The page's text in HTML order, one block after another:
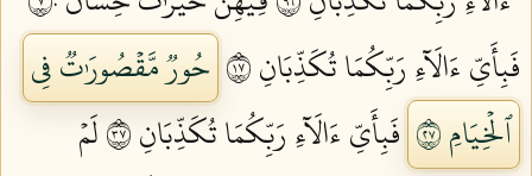
فَبِأَيِّ ءَالَآءِ رَبِّكُمَا تُكَذِّبَانِ ٧١
حُورٞ مَّقۡصُورَٰتٞ فِي
ٱلۡخِيَامِ ٧٢
فَبِأَيِّ ءَالَآءِ رَبِّكُمَا تُكَذِّبَانِ ٧٣
لَمۡ